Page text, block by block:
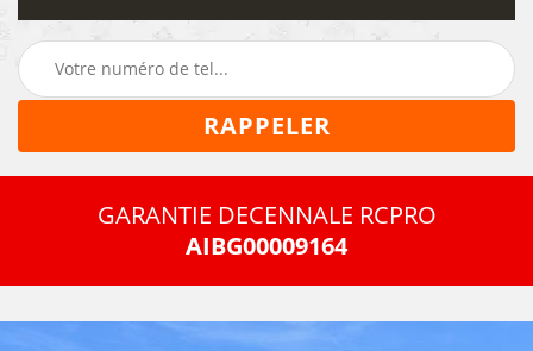
GARANTIE DECENNALE RCPRO
AIBG00009164